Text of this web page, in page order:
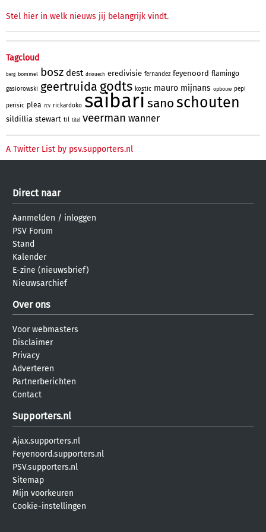
Stel hier in welk nieuws jij belangrijk vindt.
Tagcloud
berg bommel bosz dest driouech eredivisie fernandez feyenoord flamingo
gasiorowski geertruida godts kostic mauro mijnans opbouw pepi
perisic plea rcv rickardoko saibari sanoschouten
sildillia stewart til titel veerman wanner
A Twitter List by psv.supporters.nl
Direct naar
Aanmelden / inloggen
PSV Forum
Stand
Kalender
E-zine (nieuwsbrief)
Nieuwsarchief
Over ons
Voor webmasters
Disclaimer
Privacy
Adverteren
Partnerberichten
Contact
Supporters.nl
Ajax.supporters.nl
Feyenoord.supporters.nl
PSV.supporters.nl
Sitemap
Mijn voorkeuren
Cookie-instellingen